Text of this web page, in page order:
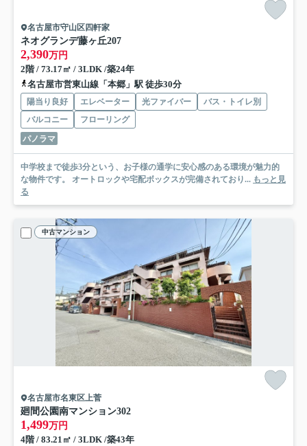
名古屋市守山区四軒家
ネオグランデ藤ヶ丘207
2,390万円
2階 / 73.17㎡ / 3LDK /築24年
名古屋市営東山線「本郷」駅 徒歩30分
陽当り良好 エレベーター 光ファイバー
バス・トイレ別
バルコニー
フローリング
パノラマ
中学校まで徒歩3分という、お子様の通学に安心感のある環境が魅力的
な物件です。 オートロックや宅配ボックスが完備されており... もっと見
る
中古マンション
名古屋市名東区上菅
廻間公園南マンション302
1,499万円
4階 / 83.21㎡ / 3LDK /築43年